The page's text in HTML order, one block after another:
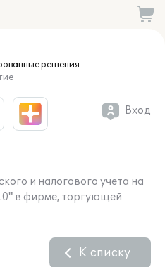
решения
Вход
и налогового учета на
в фирме, торгующей
К списку